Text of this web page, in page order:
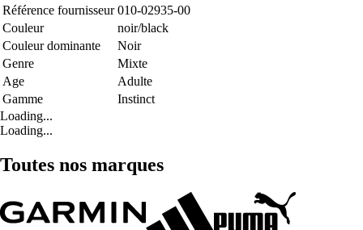
Référence fournisseur 010-02935-00
Couleur
noir/black
Couleur dominante
Noir
Genre
Mixte
Age
Adulte
Gamme
Instinct
Loading...
Loading...
Toutes nos marques